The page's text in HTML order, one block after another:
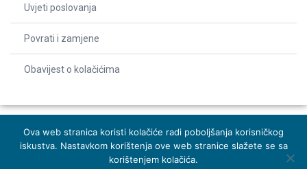
Uvjeti poslovanja
Povrati i zamjene
Obavijest o kolačićima
© 2026 Indentals. Sva prava pridržana – Design by Michel studio
Ova web stranica koristi kolačiće radi poboljšanja korisničkog
iskustva. Nastavkom korištenja ove web stranice slažete se sa
korištenjem kolačića.